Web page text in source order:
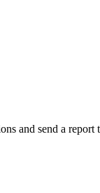
and send a